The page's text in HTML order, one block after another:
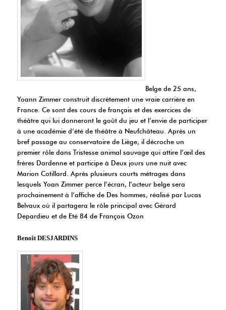
Belge de 25 ans,
Yoann Zimmer construit discrètement une vraie carrière en
France. Ce sont des cours de français et des exercices de
théâtre qui lui donneront le goût du jeu et l’envie de participer
à une académie d’été de théâtre à Neufchâteau. Après un
bref passage au conservatoire de Liège, il décroche un
premier rôle dans Tristesse animal sauvage qui attire l’œil des
frères Dardenne et participe à Deux jours une nuit avec
Marion Cotillard. Après plusieurs courts métrages dans
lesquels Yoan Zimmer perce l’écran, l’acteur belge sera
prochainement à l’affiche de Des hommes, réalisé par Lucas
Belvaux où il partagera le rôle principal avec Gérard
Depardieu et de Eté 84 de François Ozon
Benoît DESJARDINS